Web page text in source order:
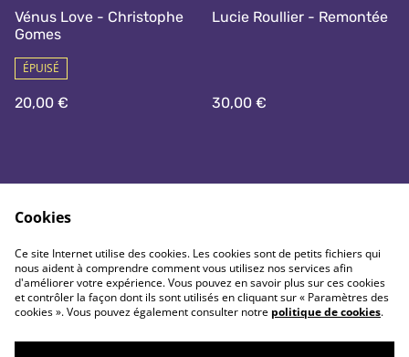
Vénus Love - Christophe
Gomes
ÉPUISÉ
20,00 €
Lucie Roullier - Remontée
30,00 €
Nous contacter
Conditions générales
Politique de
confidentialité
Politique de cookie
Cookies
Ce site Internet utilise des cookies. Les cookies sont de petits fichiers qui
nous aident à comprendre comment vous utilisez nos services afin
d'améliorer votre expérience. Vous pouvez en savoir plus sur ces cookies
et contrôler la façon dont ils sont utilisés en cliquant sur « Paramètres des
cookies ». Vous pouvez également consulter notre politique de cookies.